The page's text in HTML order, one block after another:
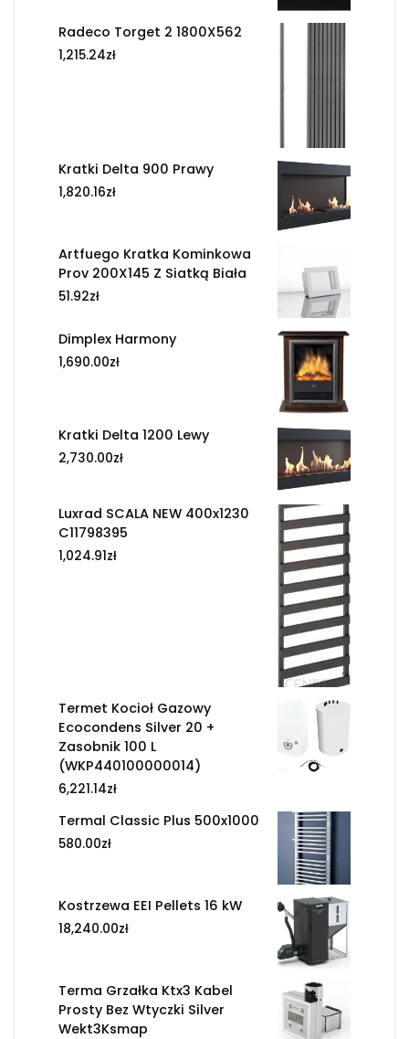
Radeco Torget 2 1800X562
1,215.24zł
Kratki Delta 900 Prawy
1,820.16zł
Artfuego Kratka Kominkowa
Prov 200X145 Z Siatką Biała
51.92zł
Dimplex Harmony
1,690.00zł
Kratki Delta 1200 Lewy
2,730.00zł
Luxrad SCALA NEW 400x1230
C11798395
1,024.91zł
Termet Kocioł Gazowy
Ecocondens Silver 20 +
Zasobnik 100 L
(WKP440100000014)
6,221.14zł
Termal Classic Plus 500x1000
580.00zł
Kostrzewa EEI Pellets 16 kW
18,240.00zł
Terma Grzałka Ktx3 Kabel
Prosty Bez Wtyczki Silver
Wekt3Ksmap